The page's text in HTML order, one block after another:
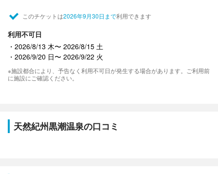
このチケットは2026年9月30日まで利用できます
利用不可日
2026/8/13 木〜 2026/8/15 土
2026/9/20 日〜 2026/9/22 火
※施設都合により、予告なく利用不可日が発生する場合があります。ご利用前
に施設にご確認ください。
天然紀州黒潮温泉の口コミ